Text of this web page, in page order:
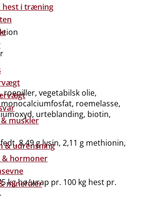
hest i træning
muskler
& udrensning
hormoner
mineraler
vegetabilsk olie,
roemelasse,
urteblanding, biotin,
8,49 g lysin, 2,11 g methionin,
kg hø/wrap pr. 100 kg hest pr.